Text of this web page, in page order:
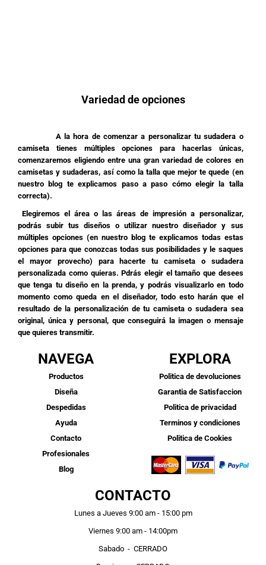
Variedad de opciones
A la hora de comenzar a personalizar tu sudadera o
camiseta tienes múltiples opciones para hacerlas únicas,
comenzaremos eligiendo entre una gran variedad de colores en
camisetas y sudaderas, así como la talla que mejor te quede (en
nuestro blog te explicamos paso a paso cómo elegir la talla
correcta).
Elegiremos el área o las áreas de impresión a personalizar,
podrás subir tus diseños o utilizar nuestro diseñador y sus
múltiples opciones (en nuestro blog te explicamos todas estas
opciones para que conozcas todas sus posibilidades y le saques
el mayor provecho) para hacerte tu camiseta o sudadera
personalizada como quieras. Pdrás elegir el tamaño que desees
que tenga tu diseño en la prenda, y podrás visualizarlo en todo
momento como queda en el diseñador, todo esto harán que el
resultado de la personalización de tu camiseta o sudadera sea
original, única y personal, que conseguirá la imagen o mensaje
que quieres transmitir.
NAVEGA
Productos
Diseña
Despedidas
Ayuda
Contacto
Profesionales
Blog
EXPLORA
Politica de devoluciones
Garantia de Satisfaccion
Politica de privacidad
Terminos y condiciones
Politica de Cookies
CONTACTO
Lunes a Jueves 9:00 am - 15:00 pm
Viernes 9:00 am - 14:00pm
Sabado - CERRADO